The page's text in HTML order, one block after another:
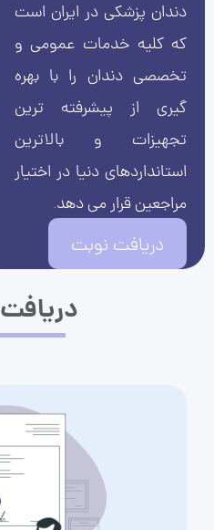
دندان پزشکی در ایران است
که کلیه خدمات عمومی و
تخصصی دندان را با بهره
گیری از پیشرفته ترین
تجهیزات و بالاترین
استانداردهای دنیا در اختیار
مراجعین قرار می دهد.
دریافت نوبت
دریافت